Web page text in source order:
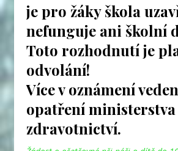
je pro žáky škola
nefunguje ani školní
Toto rozhodnutí je
odvolání!
Více voznámení
opatření ministerstva
zdravotnictví.